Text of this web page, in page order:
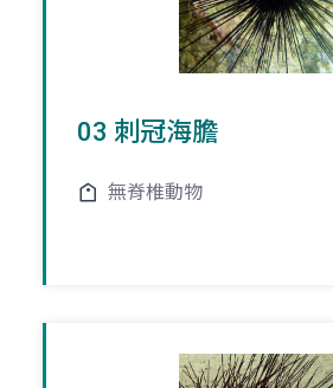
03 刺冠海膽
無脊椎動物